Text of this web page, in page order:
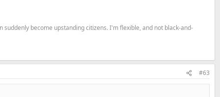
become upstanding citizens. I'm flexible, and not black-and-
#63